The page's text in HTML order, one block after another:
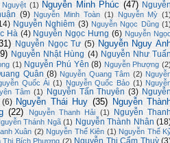
Nguyệt (1) Nguyễn Minh Phúc (47)
(9) Nguyễn Minh Toàn (1) Nguyễn Mỳ
Nguyễn Nghiêm (3) Nguyễn Ngọc Dũng
Hà (4) Nguyễn Ngọc Hưng (6) Nguyễn
Nguyễn Ngọc Tư (5) Nguyễn Nguy
Nguyễn Nhật Hùng (4) Nguyễn Như
(1) Nguyễn Phú Yên (8) Nguyễn Phượng
Quân (8) Nguyễn Quang Tâm (2)
Quốc Ái (1) Nguyễn Quốc Bảo (1)
Tâm (1) Nguyễn Tấn Thuyên (3)
(6) Nguyễn Thái Huy (35)
Nguyễn
(22) Nguyễn Thanh Hải (1)
Nguyễn
Thánh Ngã (1) Nguyễn Thành Nhân
Xuân (2) Nguyễn Thế Kiên (1) Nguyễn Thế
Thị Bích Phượng (2) Nguyễn Thị Cẩm Thuỳ